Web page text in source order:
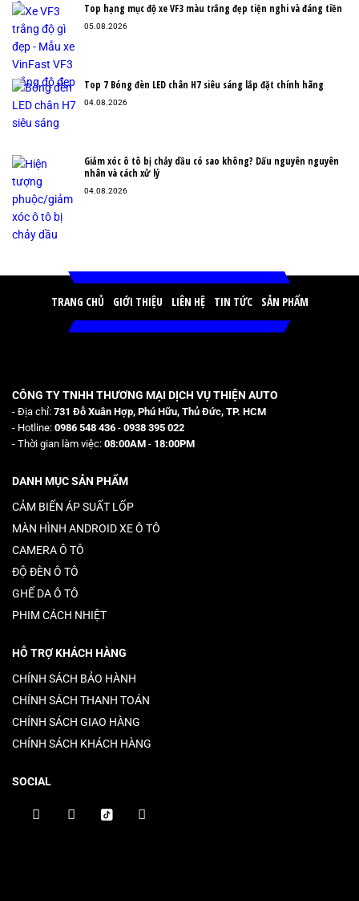
Top hạng mục độ xe VF3 màu trắng đẹp tiện nghi và đáng tiền
05.08.2026
Top 7 Bóng đèn LED chân H7 siêu sáng lắp đặt chính hãng
04.08.2026
Giảm xóc ô tô bị chảy dầu có sao không? Dấu nguyên nguyên
nhân và cách xử lý
04.08.2026
TRANG CHỦ GIỚI THIỆU LIÊN HỆ TIN TỨC SẢN PHẨM
CÔNG TY TNHH THƯƠNG MẠI DỊCH VỤ THIỆN AUTO
- Địa chỉ: 731 Đỗ Xuân Hợp, Phú Hữu, Thủ Đức, TP. HCM
- Hotline: 0986 548 436 - 0938 395 022
- Thời gian làm việc: 08:00AM - 18:00PM
DANH MỤC SẢN PHẨM
CẢM BIẾN ÁP SUẤT LỐP
MÀN HÌNH ANDROID XE Ô TÔ
CAMERA Ô TÔ
ĐỘ ĐÈN Ô TÔ
GHẾ DA Ô TÔ
PHIM CÁCH NHIỆT
HỖ TRỢ KHÁCH HÀNG
CHÍNH SÁCH BẢO HÀNH
CHÍNH SÁCH THANH TOÁN
CHÍNH SÁCH GIAO HÀNG
CHÍNH SÁCH KHÁCH HÀNG
SOCIAL